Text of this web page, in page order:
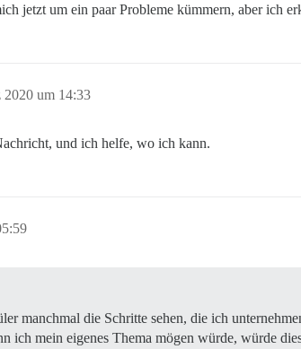
jetzt um ein paar Probleme kümmern, aber ich
2020 um 14:33
und ich helfe, wo ich kann.
manchmal die Schritte sehen, die ich
ich mein eigenes Thema mögen würde, würde